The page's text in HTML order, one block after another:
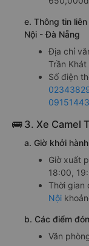
e. Thông tin
Nội - Đà Nẵng
Địa chỉ
Trần Khát
Số điện
🚌 3. Xe Camel
a. Giờ khởi
Giờ xuất
18:00,
Thời gian
Nội
b. Các điểm
Văn